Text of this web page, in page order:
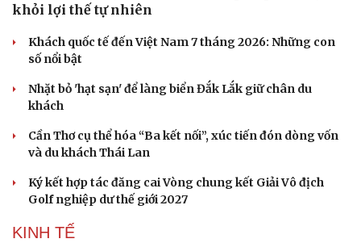
khỏi lợi thế tự nhiên
Khách quốc tế đến Việt Nam 7 tháng 2026: Những con
số nổi bật
Nhặt bỏ 'hạt sạn' để làng biển Đắk Lắk giữ chân du
khách
Cần Thơ cụ thể hóa “Ba kết nối”, xúc tiến đón dòng vốn
và du khách Thái Lan
Ký kết hợp tác đăng cai Vòng chung kết Giải Vô địch
Golf nghiệp dư thế giới 2027
KINH TẾ